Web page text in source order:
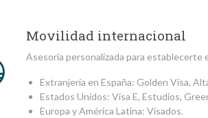
Movilidad internacional
Asesoría personalizada para establecerte
Extranjería en España: Golden Visa,
Estados Unidos: Visa E, Estudios,
Europa y América Latina: Visados.